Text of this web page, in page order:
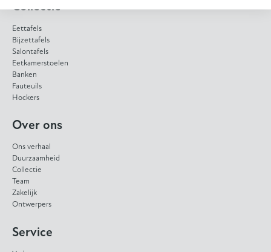
Collectie
Eettafels
Bijzettafels
Salontafels
Eetkamerstoelen
Banken
Fauteuils
Hockers
Over ons
Ons verhaal
Duurzaamheid
Collectie
Team
Zakelijk
Ontwerpers
Service